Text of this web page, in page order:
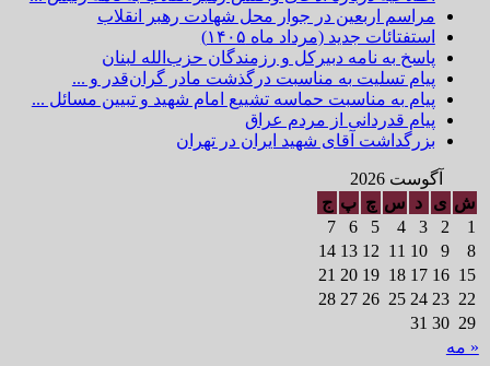
مراسم اربعین در جوار محل شهادت رهبر انقلاب
استفتائات جدید (مرداد ماه ۱۴۰۵)
پاسخ به نامه دبیرکل و رزمندگان حزب‌الله لبنان
پیام تسلیت به مناسبت درگذشت مادر گران‌قدر و ...
پیام به مناسبت حماسه تشییع امام شهید و تبیین مسائل ...
پیام قدردانی از مردم عراق
بزرگداشت آقای شهید ایران در تهران
آگوست 2026
ش ی د س چ پ ج
1
2
3
4
5
6
7
8
9
10
11
12
13
14
15
16
17
18
19
20
21
22
23
24
25
26
27
28
29
30
31
« مه